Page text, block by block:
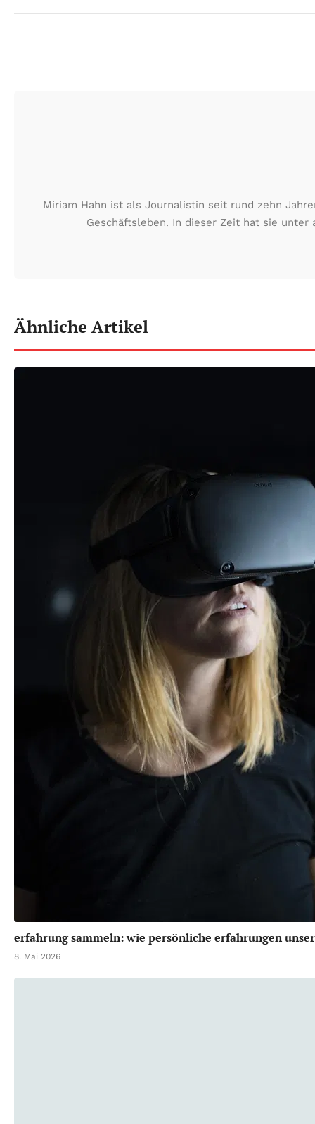
Miriam Hahn ist als Journalistin seit rund zehn
Geschäftsleben. In dieser Zeit hat sie
Ähnliche Artikel
erfahrung sammeln: wie persönliche erfahrungen
8. Mai 2026